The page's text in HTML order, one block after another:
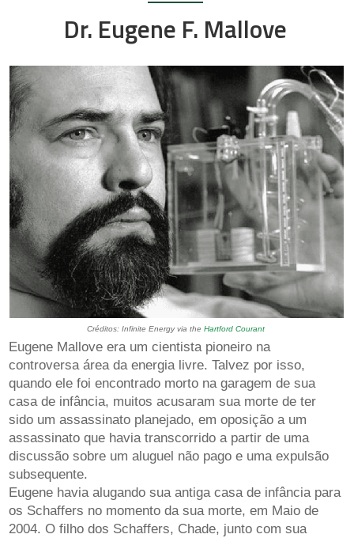
Dr. Eugene F. Mallove
Créditos: Infinite Energy via the Hartford Courant
Eugene Mallove era um cientista pioneiro na
controversa área da energia livre. Talvez por isso,
quando ele foi encontrado morto na garagem de sua
casa de infância, muitos acusaram sua morte de ter
sido um assassinato planejado, em oposição a um
assassinato que havia transcorrido a partir de uma
discussão sobre um aluguel não pago e uma expulsão
subsequente.
Eugene havia alugando sua antiga casa de infância para
os Schaffers no momento da sua morte, em Maio de
2004. O filho dos Schaffers, Chade, junto com sua